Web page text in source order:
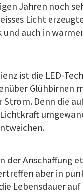
Jahren noch
Licht
auch in
ist die LED-
Glühbirnen
Strom. Denn die
der Anschaffung
aber in
Lebensdauer